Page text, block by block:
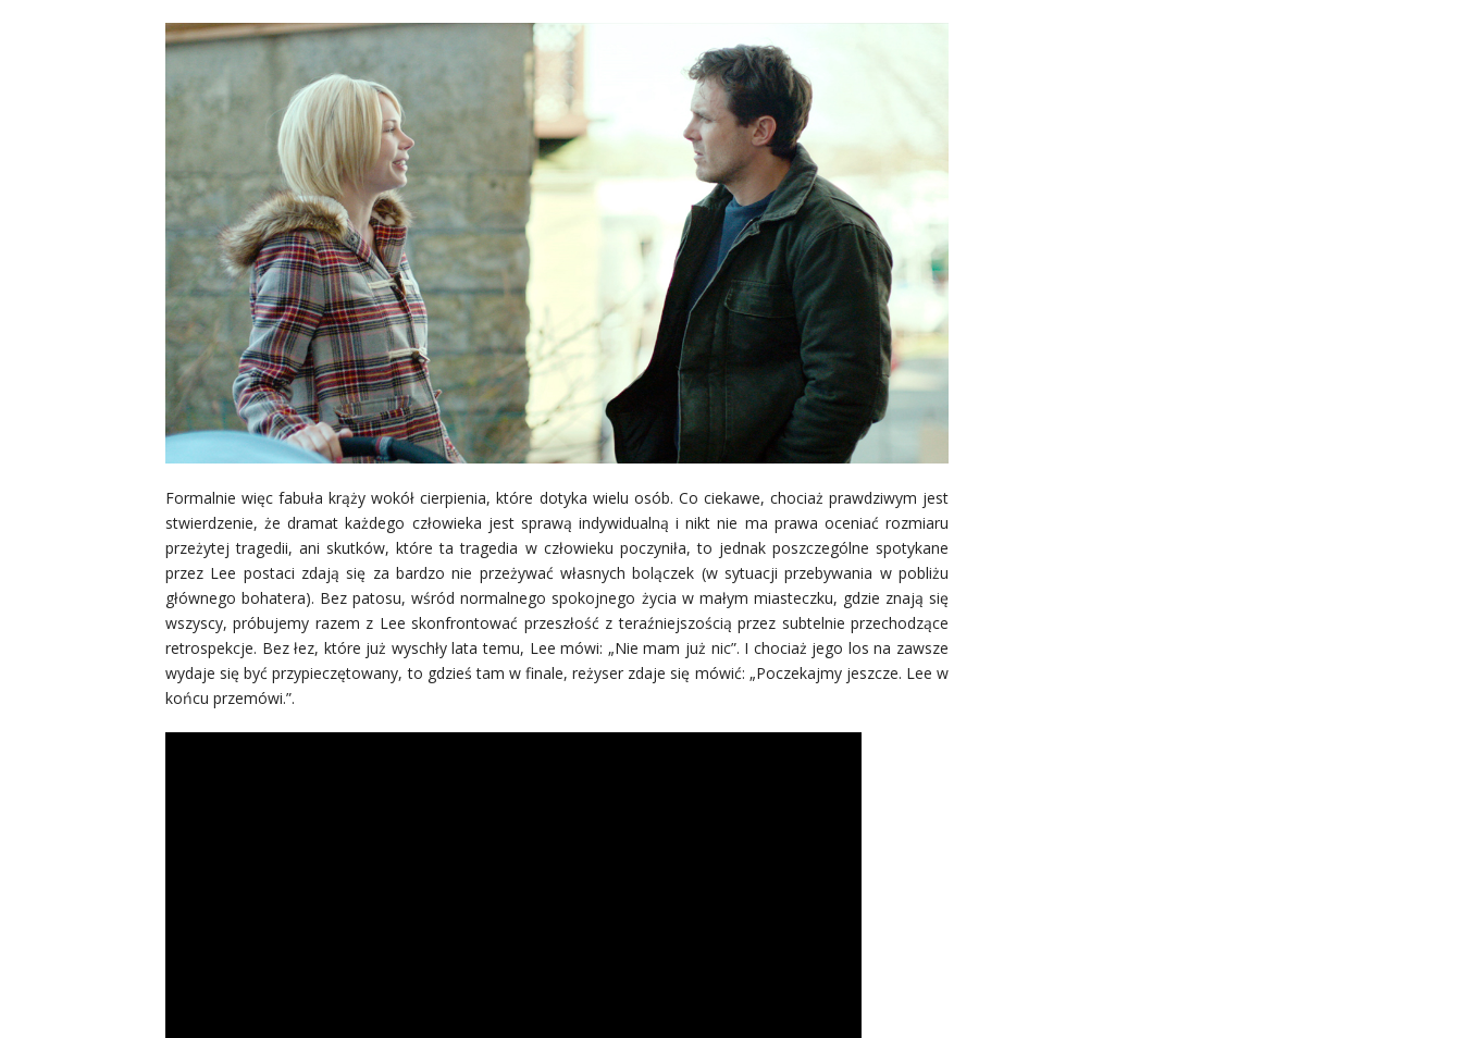
Formalnie więc fabuła krąży wokół cierpienia, które dotyka wielu osób. Co ciekawe, chociaż prawdziwym jest
stwierdzenie, że dramat każdego człowieka jest sprawą indywidualną i nikt nie ma prawa oceniać rozmiaru
przeżytej tragedii, ani skutków, które ta tragedia w człowieku poczyniła, to jednak poszczególne spotykane
przez Lee postaci zdają się za bardzo nie przeżywać własnych bolączek (w sytuacji przebywania w pobliżu
głównego bohatera). Bez patosu, wśród normalnego spokojnego życia w małym miasteczku, gdzie znają się
wszyscy, próbujemy razem z Lee skonfrontować przeszłość z teraźniejszością przez subtelnie przechodzące
retrospekcje. Bez łez, które już wyschły lata temu, Lee mówi: „Nie mam już nic”. I chociaż jego los na zawsze
wydaje się być przypieczętowany, to gdzieś tam w finale, reżyser zdaje się mówić: „Poczekajmy jeszcze. Lee w
końcu przemówi.”.